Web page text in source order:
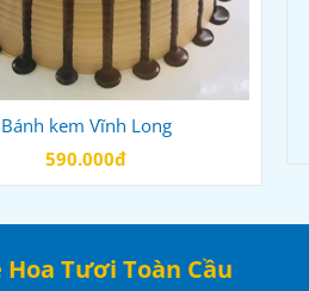
Bánh kem Vĩnh Long
590.000đ
Hoa Tươi Toàn Cầu